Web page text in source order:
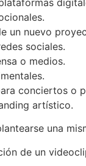
un nuevo
sociales.
o medios.
conciertos o
artístico.
una
de un